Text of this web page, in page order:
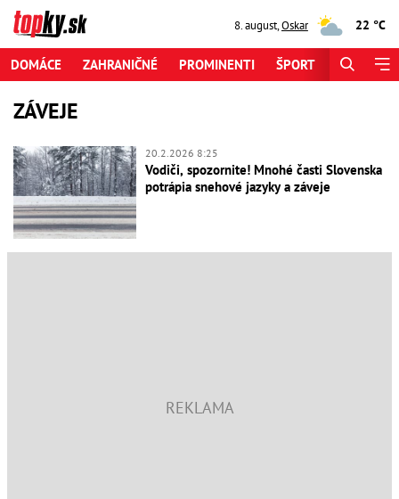
8. august,Oskar 22 °C
DOMÁCE ZAHRANIČNÉ PROMINENTI ŠPORT
ZÁVEJE
20.2.2026 8:25
Vodiči, spozornite! Mnohé časti Slovenska
potrápia snehové jazyky a záveje